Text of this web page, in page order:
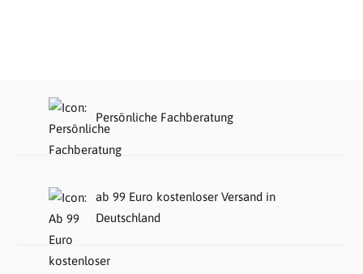
Persönliche Fachberatung
ab 99 Euro kostenloser Versand in
Deutschland